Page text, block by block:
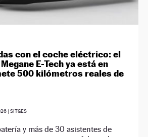
con el coche eléctrico: el
E-Tech ya está en
500 kilómetros reales de
| SITGES
y más de 30 asistentes de